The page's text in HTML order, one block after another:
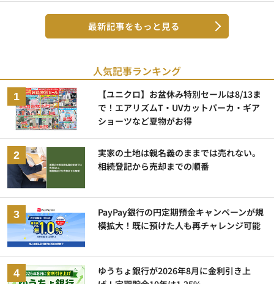
最新記事をもっと見る
人気記事ランキング
【ユニクロ】お盆休み特別セールは8/13ま
で！エアリズムT・UVカットパーカ・ギア
ショーツなど夏物がお得
実家の土地は親名義のままでは売れない。
相続登記から売却までの順番
PayPay銀行の円定期預金キャンペーンが規
模拡大！既に預けた人も再チャレンジ可能
ゆうちょ銀行が2026年8月に金利引き上